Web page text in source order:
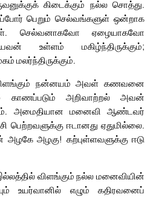
கிடைக்கும் நல்ல சொத்து.
பெறும் செல்வங்களுள் ஒன்றாக
செல்வனாகவோ ஏழையாகவோ
உள்ளம் மகிழ்ந்திருக்கும்;
மலர்ந்திருக்கும்.
நன்னயம் அவள் கணவனை
காணப்படும் அறிவாற்றல் அவன்
அமைதியான மனைவி ஆண்டவர்
பெற்றவளுக்கு ஈடானது ஏதுமில்லை.
அழகு! கற்புள்ளவளுக்கு ஈடு
விளங்கும் நல்ல மனைவியின்
உயர்வானில் எழும் கதிரவனைப்